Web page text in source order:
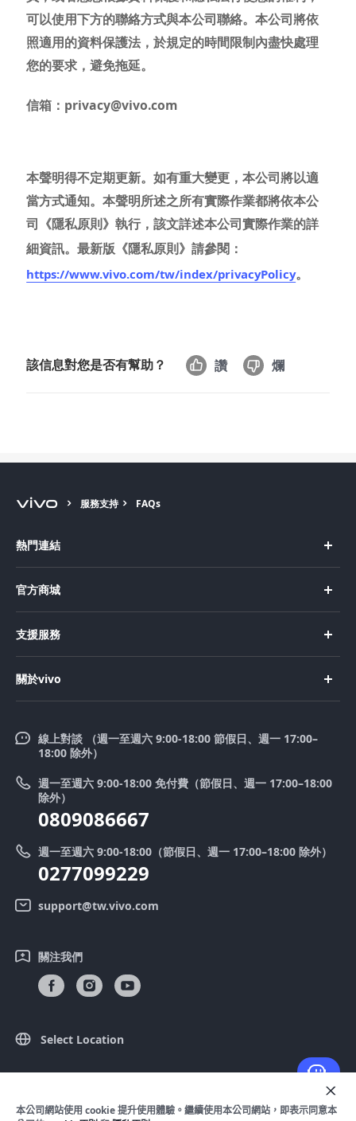
可以使用下方的聯絡方式與本公司聯絡。本公司將依
照適用的資料保護法，於規定的時間限制內盡快處理
您的要求，避免拖延。
信箱：privacy@vivo.com
本聲明得不定期更新。如有重大變更，本公司將以適
當方式通知。本聲明所述之所有實際作業都將依本公
司《隱私原則》執行，該文詳述本公司實際作業的詳
細資訊。最新版《隱私原則》請參閱：
https://www.vivo.com/tw/index/privacyPolicy。
該信息對您是否有幫助？ 讚 爛
服務支持 FAQs
熱門連結
X200 Pro
X200
X200 FE
V50 Lite 5G
V50
官方商城
購買手機
購買配件
支援服務
服務中心
Funtouch OS
系統升級
零配件價格查詢
送修服務
IMEI 碼驗證
客戶服務隱私權聲明
下載還原 Log 的 LUT
關於vivo
新聞中心
法律聲明
優惠活動
舊機換新機
vivo 隱私權中心
線上對談 （週一至週六 9:00-18:00 節假日、週一 17:00–
18:00 除外）
週一至週六 9:00-18:00 免付費（節假日、週一 17:00–18:00
除外）
0809086667
週一至週六 9:00-18:00（節假日、週一 17:00–18:00 除外）
0277099229
support@tw.vivo.com
關注我們
Select Location
© 2026 vivo Mobile Communication Co.， Ltd. 保留所有權利。
本公司網站使用 cookie 提升使用體驗。繼續使用本公司網站，即表示同意本